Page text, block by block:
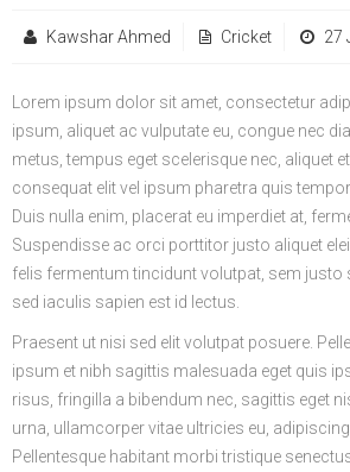
Kawshar Ahmed Cricket 27
Lorem ipsum dolor sit amet, consectetur
ipsum, aliquet ac vulputate eu, congue nec
metus, tempus eget scelerisque nec, aliquet
consequat elit vel ipsum pharetra quis
Duis nulla enim, placerat eu imperdiet at,
Suspendisse ac orci porttitor justo aliquet
felis fermentum tincidunt volutpat, sem justo
sed iaculis sapien est id lectus.
Praesent ut nisi sed elit volutpat posuere.
ipsum et nibh sagittis malesuada eget quis
risus, fringilla a bibendum nec, sagittis eget
urna, ullamcorper vitae ultricies eu,
Pellentesque habitant morbi tristique